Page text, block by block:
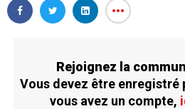
Rejoignez la
Vous devez être enregistré
vous avez un compte,